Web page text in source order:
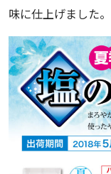
味に仕上げました。